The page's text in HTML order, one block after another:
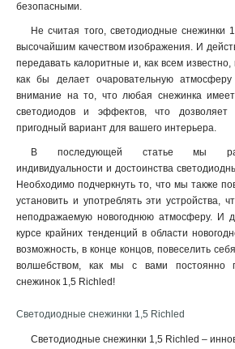
безопасными.
Не считая того, светодиодные снежинки
высочайшим качеством изображения. И
передавать калоритные и, как всем
как бы делает очаровательную атмосферу
внимание на то, что любая снежинка имеет
светодиодов и эффектов, что
пригодный вариант для вашего интерьера.
В последующей статье мы
индивидуальности и достоинства
Необходимо подчеркнуть то, что мы также
установить и употреблять эти устройства,
неподражаемую новогоднюю атмосферу. И
курсе крайних тенденций в области
возможность, в конце концов, повеселить
волшебством, как мы с вами постоянно
снежинок 1,5 Richled!
Светодиодные снежинки 1,5 Richled
Светодиодные снежинки 1,5 Richled –